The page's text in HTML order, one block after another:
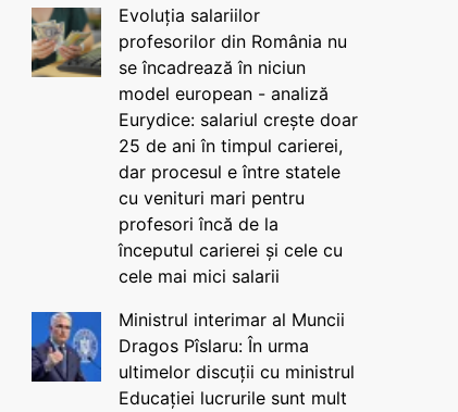
Evoluția salariilor
profesorilor din România nu
se încadrează în niciun
model european - analiză
Eurydice: salariul crește doar
25 de ani în timpul carierei,
dar procesul e între statele
cu venituri mari pentru
profesori încă de la
începutul carierei și cele cu
cele mai mici salarii
Ministrul interimar al Muncii
Dragos Pîslaru: În urma
ultimelor discuții cu ministrul
Educației lucrurile sunt mult